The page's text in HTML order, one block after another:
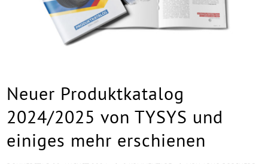
Neuer Produktkatalog
2024/2025 von TYSYS und
einiges mehr erschienen